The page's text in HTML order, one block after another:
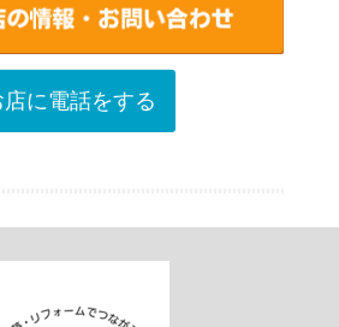
店に電話をする